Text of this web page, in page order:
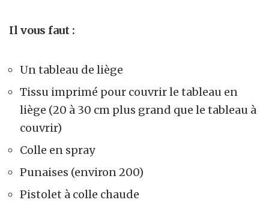
Il vous faut :
Un tableau de liège
Tissu imprimé pour couvrir le tableau en
liège (20 à 30 cm plus grand que le tableau à
couvrir)
Colle en spray
Punaises (environ 200)
Pistolet à colle chaude